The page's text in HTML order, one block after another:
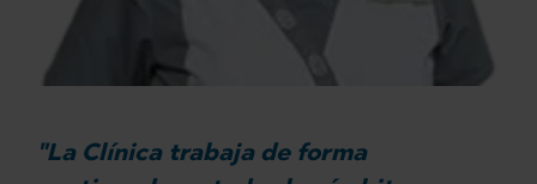
"La Clínica trabaja de forma